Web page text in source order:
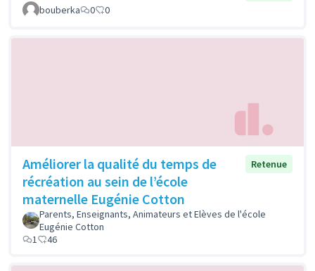
bouberka 0 0
Améliorer la qualité du temps de
récréation au sein de l’école
maternelle Eugénie Cotton
Retenue
Parents, Enseignants, Animateurs et Elèves de l'école
Eugénie Cotton
1
46